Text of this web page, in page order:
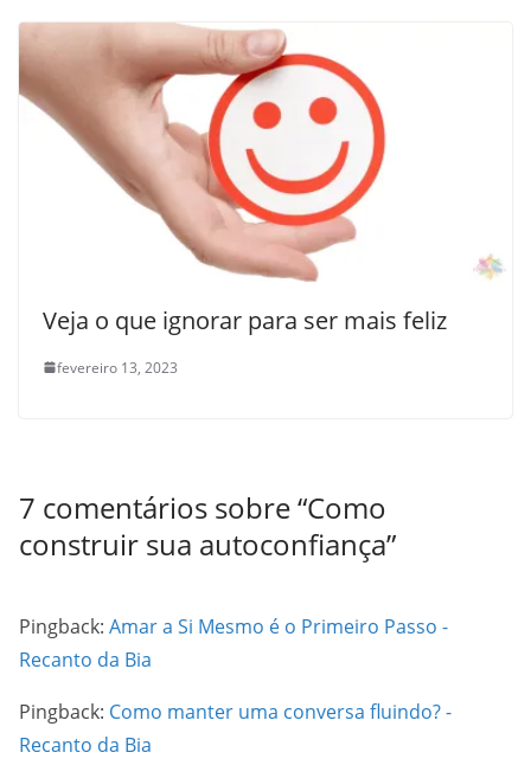
Veja o que ignorar para ser mais feliz
fevereiro 13, 2023
7 comentários sobre “Como
construir sua autoconfiança”
Pingback: Amar a Si Mesmo é o Primeiro Passo -
Recanto da Bia
Pingback: Como manter uma conversa fluindo? -
Recanto da Bia